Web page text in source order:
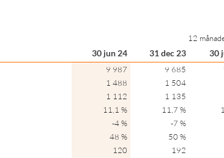
12
30 jun 24 31 dec 23 30
9 987 9 685
1 488 1 504
1 112 1 135
11,1 % 11,7 %
-4 % -7 %
48 % 50 %
120 192